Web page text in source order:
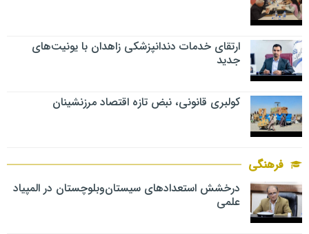
ارتقای خدمات دندانپزشکی زاهدان با یونیت‌های
جدید
کولبری قانونی، نبض تازه اقتصاد مرزنشینان
فرهنگی
درخشش استعدادهای سیستان‌وبلوچستان در المپیاد
علمی